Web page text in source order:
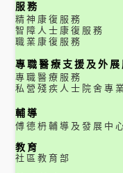
服務
精神康復服務
智障人士康復服務
職業康復服務
專職醫療支援及外展
專職醫療服務
私營殘疾人士院舍專
輔導
傅德枬輔導及發展中
教育
社區教育部